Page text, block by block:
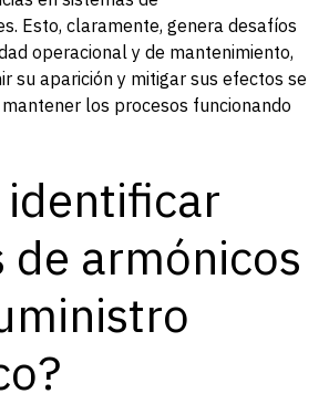
Esto, claramente, genera desafíos
operacional y de mantenimiento,
su aparición y mitigar sus efectos se
los procesos funcionando
identificar
de armónicos